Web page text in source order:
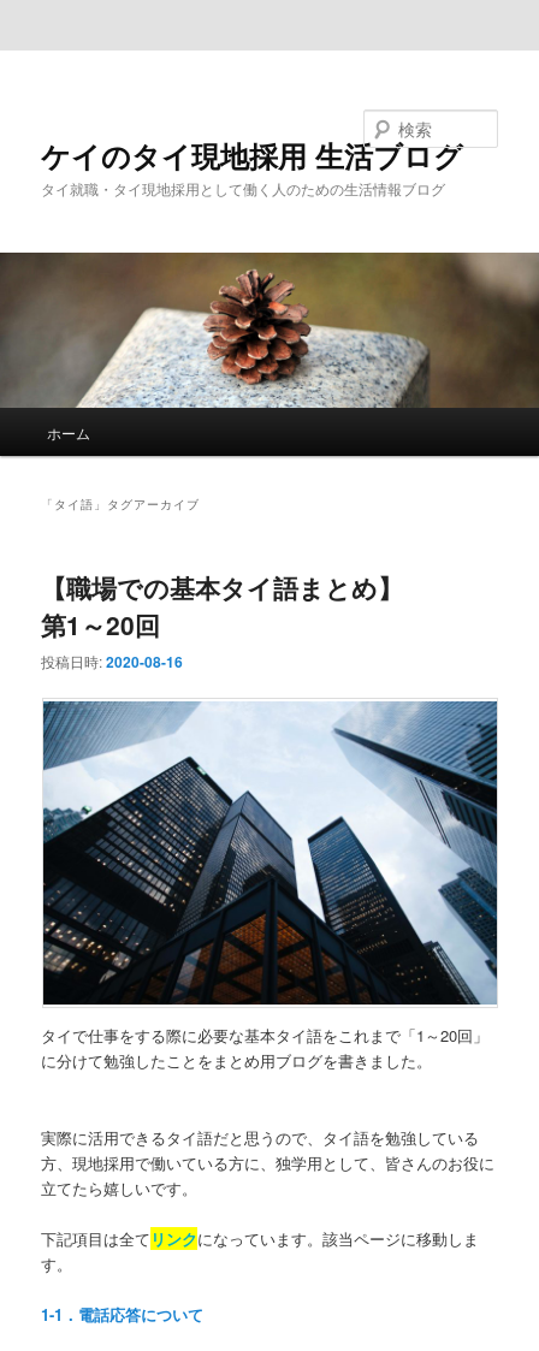
ケイのタイ現地採用 生活ブログ
タイ就職・タイ現地採用として働く人のための生活情報ブログ
ホーム
「 タイ語 」タグアーカイブ
【職場での基本タイ語まとめ】
第1～20回
投稿日時:2020-08-16
タイで仕事をする際に必要な基本タイ語をこれまで「1～20回」
に分けて勉強したことをまとめ用ブログを書きました。
実際に活用できるタイ語だと思うので、タイ語を勉強している
方、現地採用で働いている方に、独学用として、皆さんのお役に
立てたら嬉しいです。
下記項目は全て リンクになっています。該当ページに移動しま
す。
1-1．電話応答について